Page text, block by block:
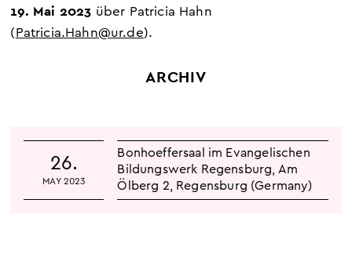
19. Mai 2023 über Patricia Hahn
(Patricia.Hahn@ur.de).
ARCHIV
26.
MAY 2023
Bonhoeffersaal im Evangelischen
Bildungswerk Regensburg
Am
Ölberg 2
Regensburg (Germany)